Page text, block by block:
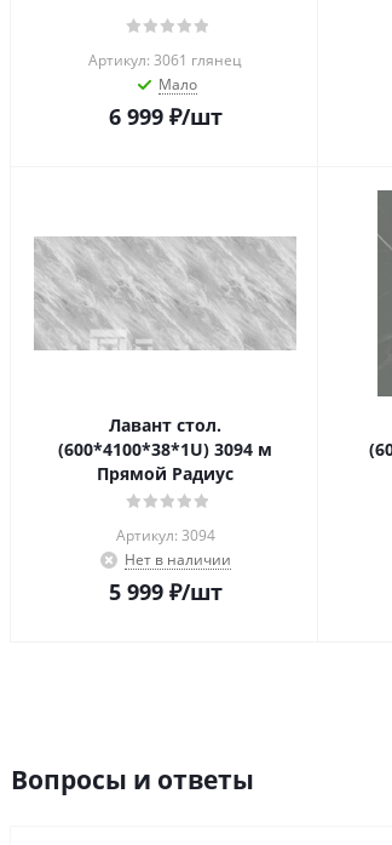
Артикул: 3061 глянец
Мало
6 999₽/шт
Лавант стол.
(600*4100*38*1U) 3094 м
Прямой Радиус
Артикул: 3094
Нет в наличии
5 999₽/шт
Вопросы и ответы